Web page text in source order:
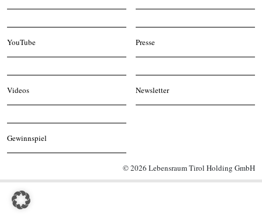
YouTube Presse
Videos Newsletter
Gewinnspiel
© 2026 Lebensraum Tirol Holding GmbH